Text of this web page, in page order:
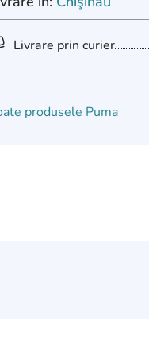
Livrare prin curier
produsele Puma